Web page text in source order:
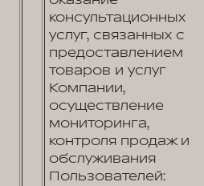
консультационных
услуг, связанных с
предоставлением
товаров и услуг
Компании,
осуществление
мониторинга,
контроля продаж и
обслуживания
Пользователей: